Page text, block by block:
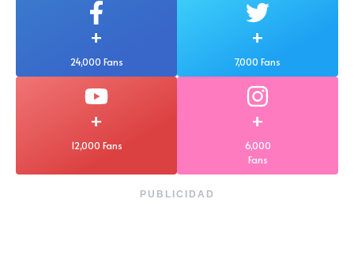
+
24,000 Fans
+
7,000 Fans
+
12,000 Fans
+
6,000
Fans
PUBLICIDAD